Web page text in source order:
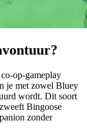
op-gameplay
je met zowel Bluey
wordt. Dit soort
Bingoose
zonder